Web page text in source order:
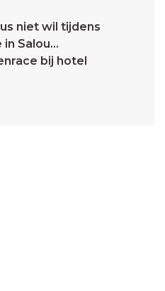
niet wil tijdens
Salou...
bij hotel